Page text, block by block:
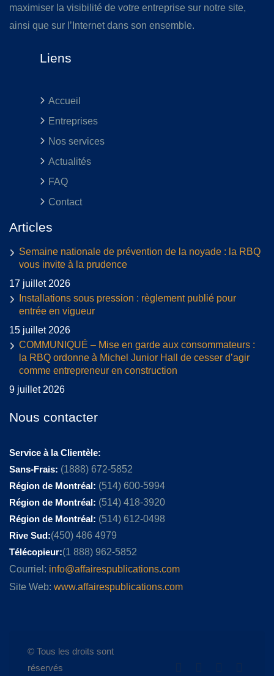
maximiser la visibilité de votre entreprise sur notre site,
ainsi que sur l’Internet dans son ensemble.
Liens
Accueil
Entreprises
Nos services
Actualités
FAQ
Contact
Articles
Semaine nationale de prévention de la noyade : la RBQ
vous invite à la prudence
17 juillet 2026
Installations sous pression : règlement publié pour
entrée en vigueur
15 juillet 2026
COMMUNIQUÉ – Mise en garde aux consommateurs :
la RBQ ordonne à Michel Junior Hall de cesser d’agir
comme entrepreneur en construction
9 juillet 2026
Nous contacter
Service à la Clientèle:
Sans-Frais: (1888) 672-5852
Région de Montréal: (514) 600-5994
Région de Montréal: (514) 418-3920
Région de Montréal: (514) 612-0498
Rive Sud:(450) 486 4979
Télécopieur:(1 888) 962-5852
Courriel: info@affairespublications.com
Site Web: www.affairespublications.com
© Tous les droits sont
réservés